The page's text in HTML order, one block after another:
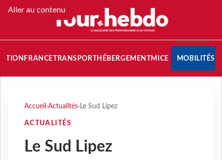
Aller au contenu
FRANCETRANSPORT HÉBERGEMENTMICE MOBILITÉS
Accueil ›Actualités› Le Sud Lipez
ACTUALITÉS
Le Sud Lipez